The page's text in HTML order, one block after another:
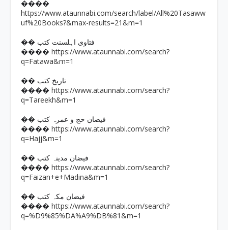
����
https://www.ataunnabi.com/search/label/All%20Tasaww
uf%20Books?&max-results=21&m=1
�� فتاوی اہلسنت کتب
���� https://www.ataunnabi.com/search?
q=Fatawa&m=1
�� تاریخ کتب
���� https://www.ataunnabi.com/search?
q=Tareekh&m=1
�� فیضان حج و عمرہ کتب
���� https://www.ataunnabi.com/search?
q=Hajj&m=1
�� فیضان مدینہ کتب
���� https://www.ataunnabi.com/search?
q=Faizan+e+Madina&m=1
�� فیضان مکہ کتب
���� https://www.ataunnabi.com/search?
q=%D9%85%DA%A9%DB%81&m=1